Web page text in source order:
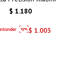
$ 1.180
$ 1.003